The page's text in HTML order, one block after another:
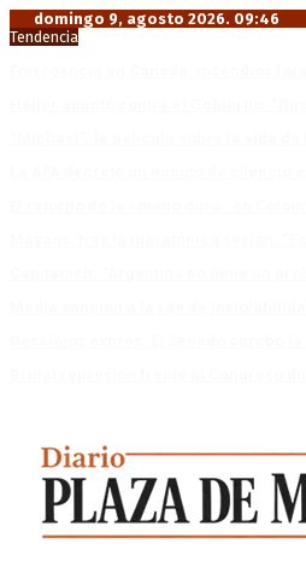
domingo 9, agosto 2026. 09:46
Tendencia